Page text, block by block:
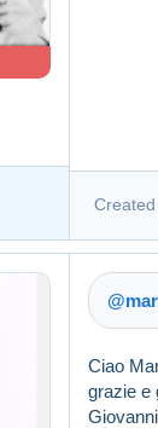
Ciao
grazie e
Giovanni